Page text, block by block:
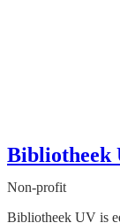
Bibliotheek
Non-profit
Bibliotheek UV is